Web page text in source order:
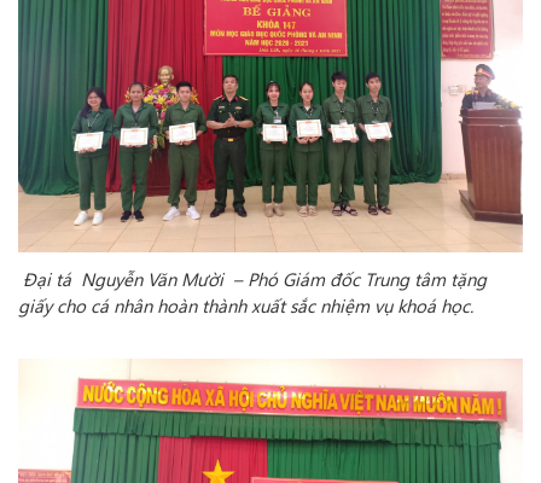
Đại tá Nguyễn Văn Mười – Phó Giám đốc Trung tâm tặng
giấy cho cá nhân hoàn thành xuất sắc nhiệm vụ khoá học.